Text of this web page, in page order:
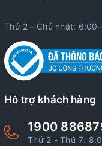
Thứ 2 - Chủ nhật:
Hỗ trợ khách hàng
1900
Thứ 2 - Thứ 7: